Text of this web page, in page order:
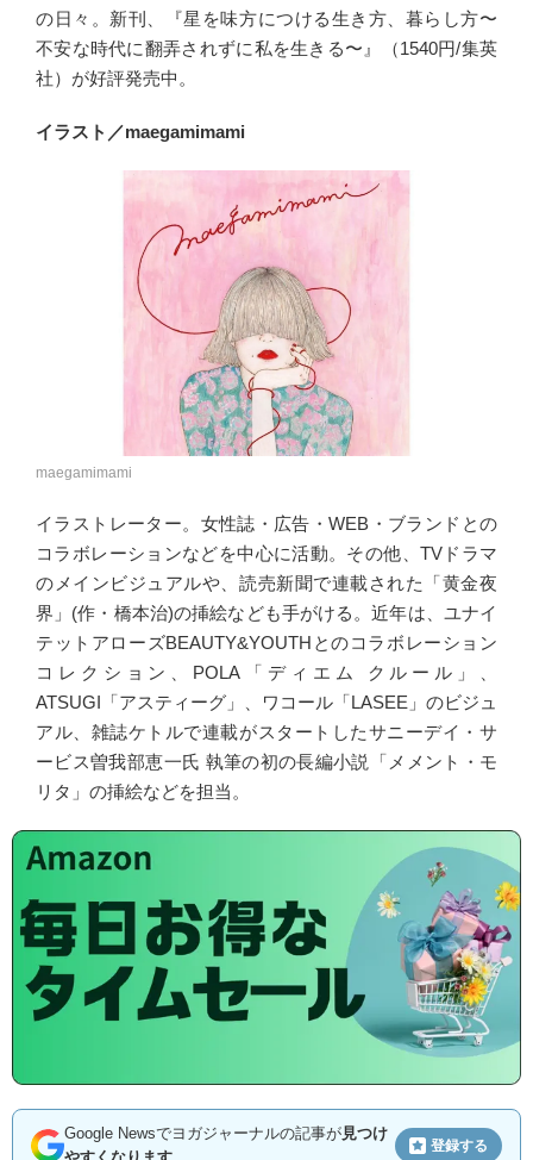
の日々。新刊、『星を味方につける生き方、暮らし方〜
不安な時代に翻弄されずに私を生きる〜』（1540円/集英
社）が好評発売中。
イラスト／maegamimami
maegamimami
イラストレーター。女性誌・広告・WEB・ブランドとの
コラボレーションなどを中心に活動。その他、TVドラマ
のメインビジュアルや、読売新聞で連載された「黄金夜
界」(作・橋本治)の挿絵なども手がける。近年は、ユナイ
テットアローズBEAUTY&YOUTHとのコラボレーション
コレクション、POLA「ディエム クルール」、
ATSUGI「アスティーグ」、ワコール「LASEE」のビジュ
アル、雑誌ケトルで連載がスタートしたサニーデイ・サ
ービス曽我部恵一氏 執筆の初の長編小説「メメント・モ
リタ」の挿絵などを担当。
Google Newsでヨガジャーナルの記事が見つけ
登録する